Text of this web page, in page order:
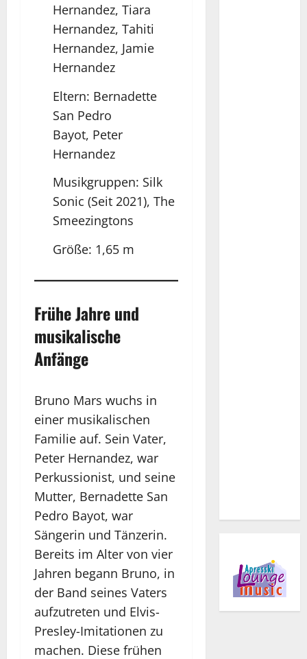
Hernandez, Tiara
Hernandez, Tahiti
Hernandez, Jamie
Hernandez
Eltern: Bernadette
San Pedro
Bayot, Peter
Hernandez
Musikgruppen: Silk
Sonic (Seit 2021), The
Smeezingtons
Größe: 1,65 m
Frühe Jahre und
musikalische
Anfänge
Bruno Mars wuchs in
einer musikalischen
Familie auf. Sein Vater,
Peter Hernandez, war
Perkussionist, und seine
Mutter, Bernadette San
Pedro Bayot, war
Sängerin und Tänzerin.
Bereits im Alter von vier
Jahren begann Bruno, in
der Band seines Vaters
aufzutreten und Elvis-
Presley-Imitationen zu
machen. Diese frühen